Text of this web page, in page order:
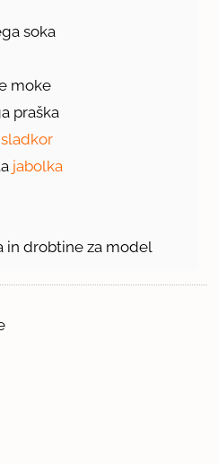
soka
moke
praška
jabolka
in drobtine za model